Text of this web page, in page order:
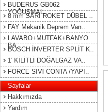
BUDERUS GB062
YOĞUŞMAL..
8 mm SARI ROKET DÜBEL ..
FAY Mekanik Deprem Van..
LAVABO+MUTFAK+BANYO
BA..
BOSCH İNVERTER SPLİT K..
1' KİLİTLİ DOĞALGAZ VA..
FORCE SIVI CONTA /YAPI..
Sayfalar
Hakkımızda
Yardım